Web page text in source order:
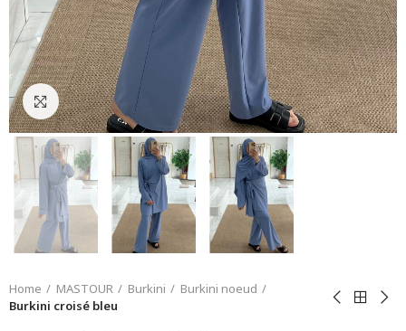
Click to enlarge
Home MASTOUR Burkini
Burkini noeud
Burkini croisé bleu